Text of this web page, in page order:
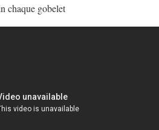
chaque gobelet